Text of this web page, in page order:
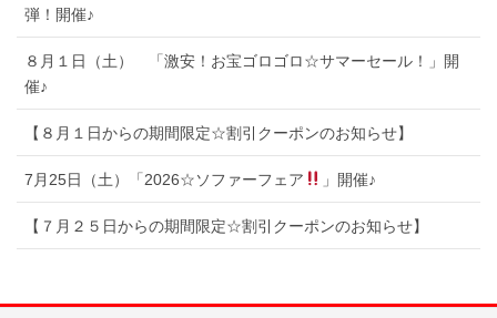
弾！開催♪
８月１日（土） 「激安！お宝ゴロゴロ☆サマーセール！」開
催♪
【８月１日からの期間限定☆割引クーポンのお知らせ】
7月25日（土）「2026☆ソファーフェア 」開催♪
【７月２５日からの期間限定☆割引クーポンのお知らせ】